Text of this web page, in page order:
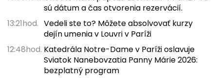
sú dátum a čas otvorenia rezervácií.
13:21hod. Vedeli ste to? Môžete absolvovať kurzy
dejín umenia v Louvri v Paríži
12:48hod. Katedrála Notre-Dame v Paríži oslavuje
Sviatok Nanebovzatia Panny Márie 2026:
bezplatný program